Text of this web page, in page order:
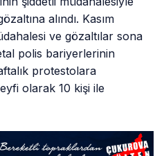
alındı. Kasım
ve gözaltılar sona
polis bariyerlerinin
protestolara
olarak 10 kişi ile